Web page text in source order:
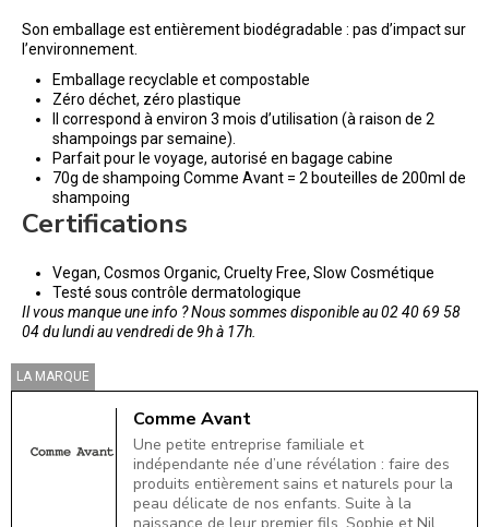
Son emballage est entièrement biodégradable : pas d’impact sur
l’environnement.
Emballage recyclable et compostable
Zéro déchet, zéro plastique
Il correspond à environ 3 mois d’utilisation (à raison de 2
shampoings par semaine).
Parfait pour le voyage, autorisé en bagage cabine
70g de shampoing Comme Avant = 2 bouteilles de 200ml de
shampoing
Certifications
Vegan, Cosmos Organic, Cruelty Free, Slow Cosmétique
Testé sous contrôle dermatologique
Il vous manque une info ? Nous sommes disponible au 02 40 69 58
04 du lundi au vendredi de 9h à 17h.
LA MARQUE
Comme Avant
Une petite entreprise familiale et
indépendante née d’une révélation : faire des
produits entièrement sains et naturels pour la
peau délicate de nos enfants. Suite à la